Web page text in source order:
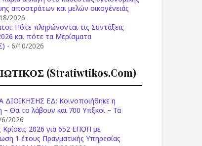
αποστράτων και μελών οικογένειάς
2026
Πότε πληρώνονται τις Συντάξεις
και πότε τα Μερίσματα
- 6/10/2026
(stratiwtikos.com)
ΔΙΟΙΚΗΣΗΣ ΕΔ: Κοινοποιήθηκε η
Θα το λάβουν και 700 Υπξκοι – Τα
2026
Κρίσεις 2026 για 652 ΕΠΟΠ με
1 έτους Πραγματικής Υπηρεσίας